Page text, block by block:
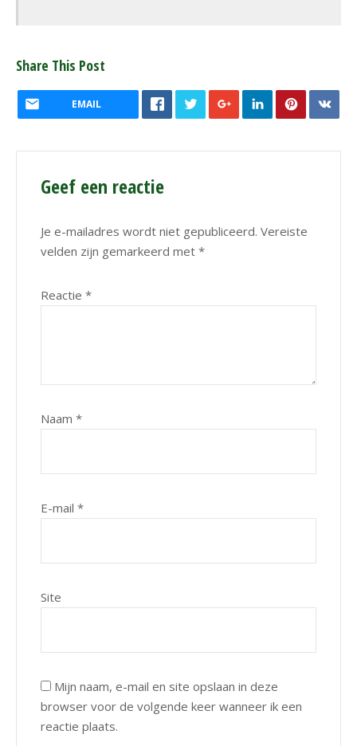
Share This Post
EMAIL
Geef een reactie
Je e-mailadres wordt niet gepubliceerd. Vereiste
velden zijn gemarkeerd met *
Reactie *
Naam *
E-mail *
Site
Mijn naam, e-mail en site opslaan in deze
browser voor de volgende keer wanneer ik een
reactie plaats.